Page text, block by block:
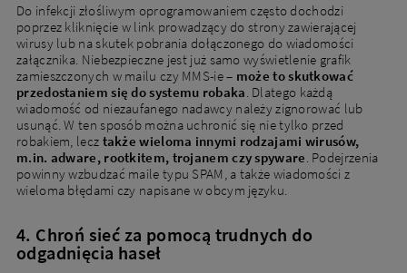
Do infekcji złośliwym oprogramowaniem często dochodzi
poprzez kliknięcie w link prowadzący do strony zawierającej
wirusy lub na skutek pobrania dołączonego do wiadomości
załącznika. Niebezpieczne jest już samo wyświetlenie grafik
zamieszczonych w mailu czy MMS-ie – może to skutkować
przedostaniem się do systemu robaka . Dlatego każdą
wiadomość od niezaufanego nadawcy należy zignorować lub
usunąć. W ten sposób można uchronić się nie tylko przed
robakiem, lecz także wieloma innymi rodzajami wirusów,
m.in. adware, rootkitem, trojanem czy spyware . Podejrzenia
powinny wzbudzać maile typu SPAM, a także wiadomości z
wieloma błędami czy napisane w obcym języku.
4. Chroń sieć za pomocą trudnych do
odgadnięcia haseł